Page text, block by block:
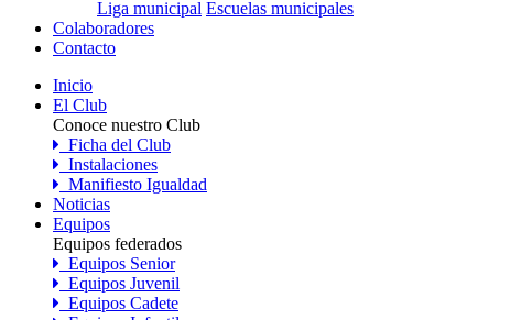
Liga municipal Escuelas municipales
Colaboradores
Contacto
Inicio
El Club
Conoce nuestro Club
Ficha del Club
Instalaciones
Manifiesto Igualdad
Noticias
Equipos
Equipos federados
Equipos Senior
Equipos Juvenil
Equipos Cadete